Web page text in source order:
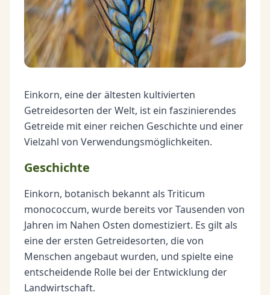
Einkorn, eine der ältesten kultivierten
Getreidesorten der Welt, ist ein faszinierendes
Getreide mit einer reichen Geschichte und einer
Vielzahl von Verwendungsmöglichkeiten.
Geschichte
Einkorn, botanisch bekannt als Triticum
monococcum, wurde bereits vor Tausenden von
Jahren im Nahen Osten domestiziert. Es gilt als
eine der ersten Getreidesorten, die von
Menschen angebaut wurden, und spielte eine
entscheidende Rolle bei der Entwicklung der
Landwirtschaft.